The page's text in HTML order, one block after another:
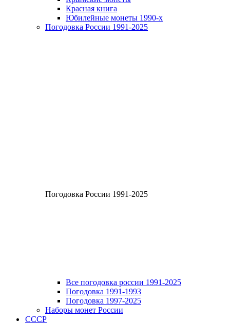
Красная книга
Юбилейные монеты 1990-х
Погодовка России 1991-2025
Погодовка России 1991-2025
Все погодовка россии 1991-2025
Погодовка 1991-1993
Погодовка 1997-2025
Наборы монет России
СССР